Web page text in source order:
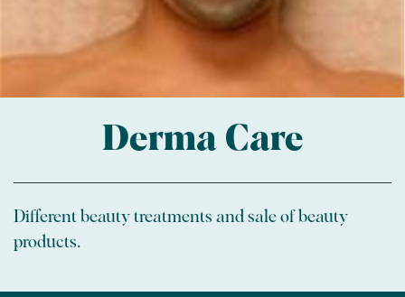
Derma Care
Different beauty treatments and sale of beauty
products.